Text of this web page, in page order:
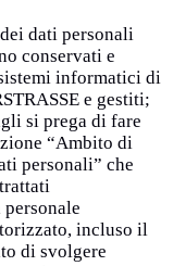
dati personali
conservati e
informatici di
e gestiti;
si prega di fare
“Ambito di
personali” che
incluso il
di svolgere